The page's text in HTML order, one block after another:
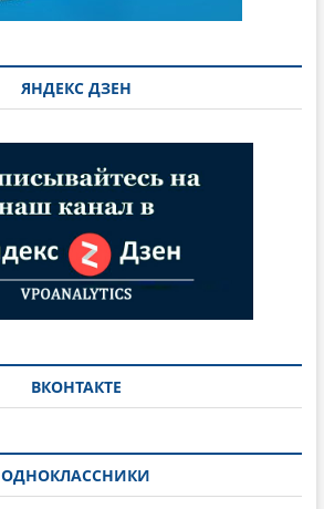
ЯНДЕКС ДЗЕН
ВКОНТАКТЕ
ОДНОКЛАССНИКИ